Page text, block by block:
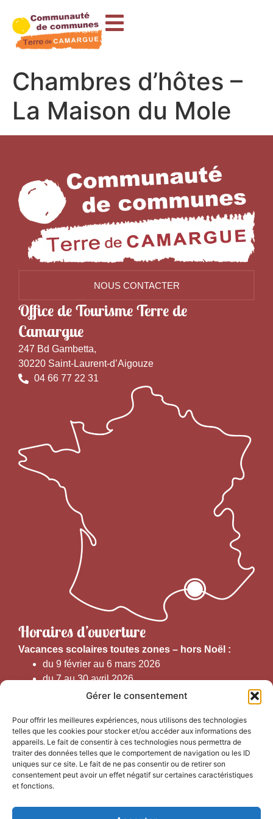
Gérer le consentement
Pour offrir les meilleures expériences, nous utilisons des technologies
telles que les cookies pour stocker et/ou accéder aux informations des
appareils. Le fait de consentir à ces technologies nous permettra de
traiter des données telles que le comportement de navigation ou les ID
uniques sur ce site. Le fait de ne pas consentir ou de retirer son
consentement peut avoir un effet négatif sur certaines caractéristiques
et fonctions.
principal
Chambres d’hôtes –
La Maison du Mole
NOUS CONTACTER
Office de Tourisme Terre de
Camargue
247 Bd Gambetta,
30220 Saint-Laurent-d’Aigouze
04 66 77 22 31
Horaires d’ouverture
Vacances scolaires toutes zones – hors Noël :
du 9 février au 6 mars 2026
du 7 au 30 avril 2026
du 1er juin au 30 septembre 2026
Horaires d’ouverture au public :
Du 1er septembre au 30 juin 2026 (hors juillet et août)
du lundi au vendredi de 9h50 à 12h30 et de